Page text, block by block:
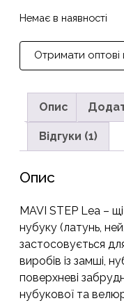
Немає в наявності
Отримати оптові
Опис
Відгуки (1)
Опис
MAVI STEP Lea –
нубуку (латунь,
застосовується
виробів із замші,
поверхневі
нубукової та